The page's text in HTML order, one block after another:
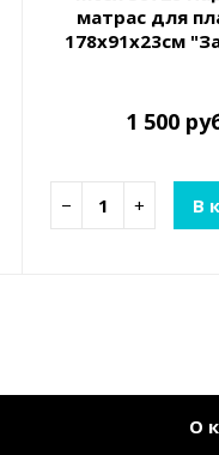
матрас для
178х91х23см
1 500
− + В
О